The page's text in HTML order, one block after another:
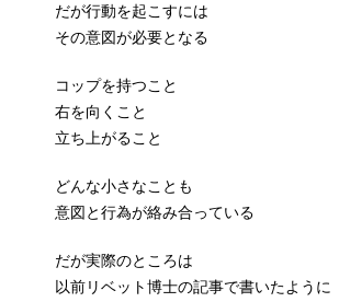
だが行動を起こすには
その意図が必要となる
コップを持つこと
右を向くこと
立ち上がること
どんな小さなことも
意図と行為が絡み合っている
だが実際のところは
以前リベット博士の記事で書いたように